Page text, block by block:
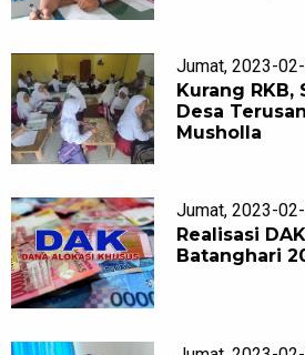
Jumat, 2023-
Kurang RKB,
Desa
Musholla
Jumat, 2023-
Realisasi
Batanghari